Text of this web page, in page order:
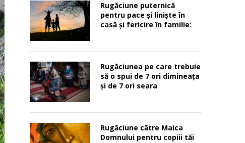
Rugăciune puternică
pentru pace şi linişte în
casă şi fericire în familie:
Rugăciunea pe care trebuie
să o spui de 7 ori dimineața
și de 7 ori seara
Rugăciune către Maica
Domnului pentru copiii tăi